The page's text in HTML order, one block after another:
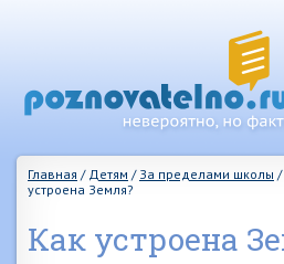
Главная / Детям / За пределами школы /
устроена Земля?
Как устроена